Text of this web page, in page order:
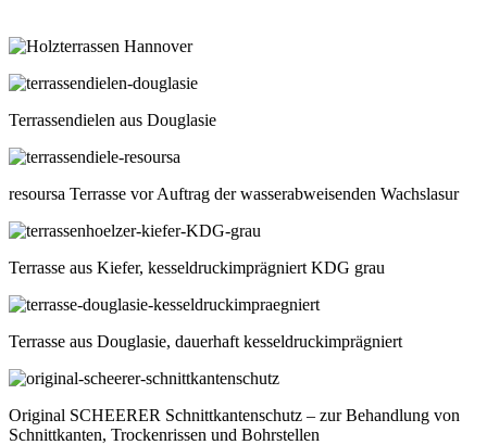
Terrassendielen aus Douglasie
resoursa Terrasse vor Auftrag der wasserabweisenden Wachslasur
Terrasse aus Kiefer, kesseldruckimprägniert KDG grau
Terrasse aus Douglasie, dauerhaft kesseldruckimprägniert
Original SCHEERER Schnittkantenschutz – zur Behandlung von
Schnittkanten, Trockenrissen und Bohrstellen